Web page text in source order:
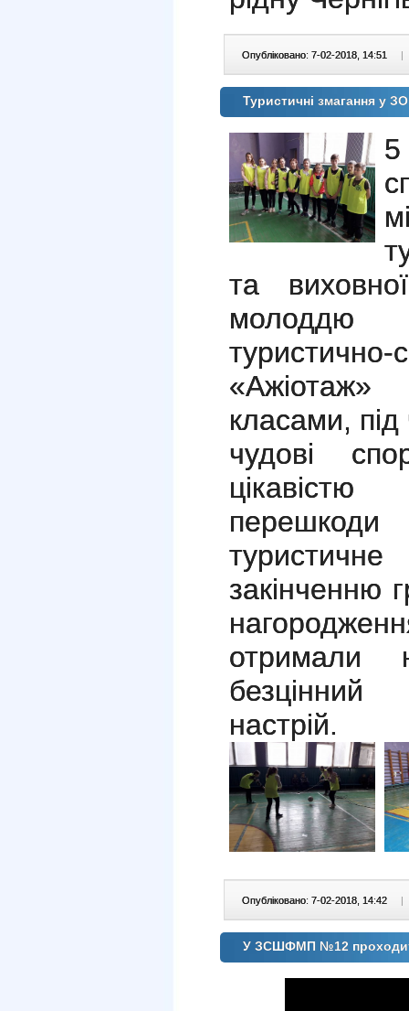
Опубліковано: 7-02-2018, 14:51 |
Туристичні змагання у
та
молоддю
класами, під
чудові
цікавістю
закінченню
отримали
настрій.
Опубліковано: 7-02-2018, 14:42 |
У ЗСШФМП №12